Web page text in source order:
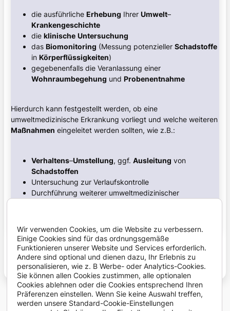
die ausführlicheErhebung IhrerUmwelt–
Krankengeschichte
dieklinische Untersuchung
dasBiomonitoring (Messung potenziellerSchadstoffe
inKörperflüssigkeiten)
gegebenenfalls die Veranlassung einer
Wohnraumbegehung undProbenentnahme
Hierdurch kann festgestellt werden, ob eine
umweltmedizinische Erkrankung vorliegt und welche weiteren
Maßnahmen eingeleitet werden sollten, wie z.B.:
Verhaltens–Umstellung, ggf.Ausleitung von
Schadstoffen
Untersuchung zur Verlaufskontrolle
Durchführung weiterer umweltmedizinischer
Einschaltung anderer Fachdisziplinen
Zurück zur Übersicht „Allgemeine Dermatologie“
Copyright © 2009 Hautarzt Dr. med. Erik Senger
Wir verwenden Cookies, um die Website zu verbessern.
Einige Cookies sind für das ordnungsgemäße
Funktionieren unserer Website und Services erforderlich.
Andere sind optional und dienen dazu, Ihr Erlebnis zu
personalisieren, wie z. B Werbe- oder Analytics-Cookies.
Sie können allen Cookies zustimmen, alle optionalen
Cookies ablehnen oder die Cookies entsprechend Ihren
Präferenzen einstellen. Wenn Sie keine Auswahl treffen,
werden unsere Standard-Cookie-Einstellungen